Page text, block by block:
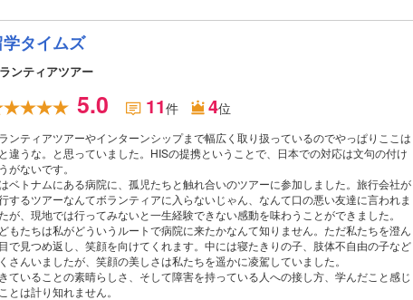
学タイムズ
ンティアツアー
5.0 11件 4位
ンティアツアーやインターンシップまで幅広く取り扱っているのでやっぱりここは
違うな。と思っていました。HISの提携ということで、日本での対応は文句の付け
がないです。
ベトナムにある病院に、孤児たちと触れ合いのツアーに参加しました。旅行会社が
するツアーなんてボランティアに入らないじゃん、なんて口の悪い友達に言われま
が、現地では行ってみないと一生経験できない感動を味わうことができました。
もたちは私がどういうルートで病院に来たかなんて知りません。ただ私たちを澄ん
で見つめ返し、笑顔を向けてくれます。中には寝たきりの子、肢体不自由の子など
さんいましたが、笑顔の美しさは私たちを遥かに凌駕していました。
ていることの素晴らしさ、そして障害を持っている人への接し方、学んだこと感じ
とは計り知れません。